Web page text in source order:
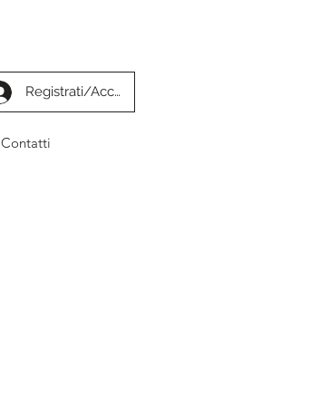
Registrati/Accedi
Contatti